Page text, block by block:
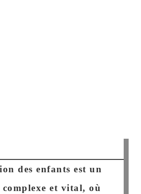
des enfants est un
complexe et vital, où